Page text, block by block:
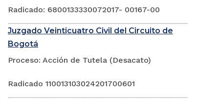
Radicado: 6800133330072017- 00167-00
Juzgado Veinticuatro Civil del Circuito de
Bogotá
Proceso: Acción de Tutela (Desacato)
Radicado 110013103024201700601